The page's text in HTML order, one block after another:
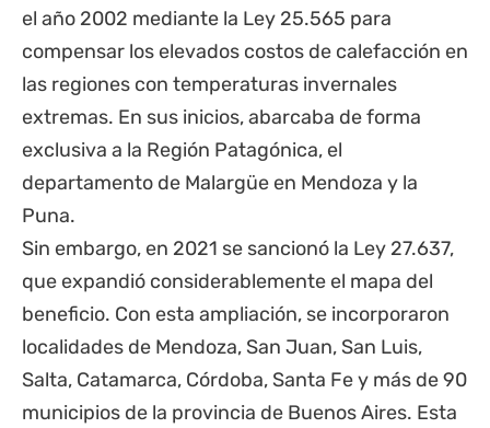
el año 2002 mediante la Ley 25.565 para
compensar los elevados costos de calefacción en
las regiones con temperaturas invernales
extremas. En sus inicios, abarcaba de forma
exclusiva a la Región Patagónica, el
departamento de Malargüe en Mendoza y la
Puna.
Sin embargo, en 2021 se sancionó la Ley 27.637,
que expandió considerablemente el mapa del
beneficio. Con esta ampliación, se incorporaron
localidades de Mendoza, San Juan, San Luis,
Salta, Catamarca, Córdoba, Santa Fe y más de 90
municipios de la provincia de Buenos Aires. Esta